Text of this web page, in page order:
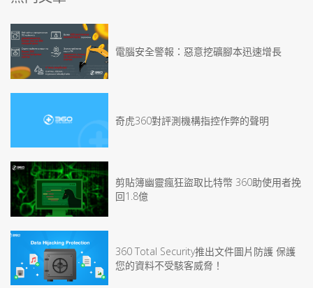
電腦安全警報：惡意挖礦腳本迅速增長
奇虎360對評測機構指控作弊的聲明
剪貼簿幽靈瘋狂盜取比特幣 360助使用者挽
回1.8億
360 Total Security推出文件圖片防護 保護
您的資料不受駭客威脅！